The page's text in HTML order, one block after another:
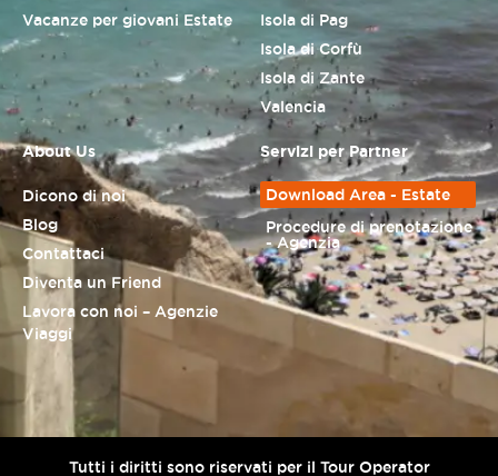
Vacanze per giovani Estate
Isola di Pag
Isola di Corfù
Isola di Zante
Valencia
About Us
Dicono di noi
Blog
Contattaci
Diventa un Friend
Lavora con noi – Agenzie
Viaggi
Servizi per Partner
Download Area - Estate
Procedure di prenotazione
- Agenzia
Tutti i diritti sono riservati per il Tour Operator